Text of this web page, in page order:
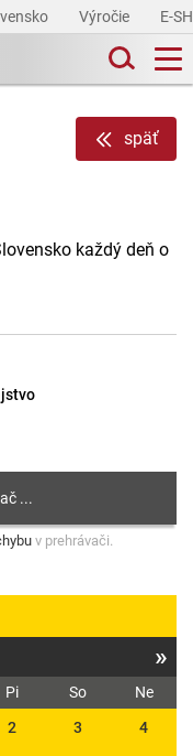
Výročie E-
späť
každý deň o
v prehrávači.
»
Pi So
Ne
2 3 4